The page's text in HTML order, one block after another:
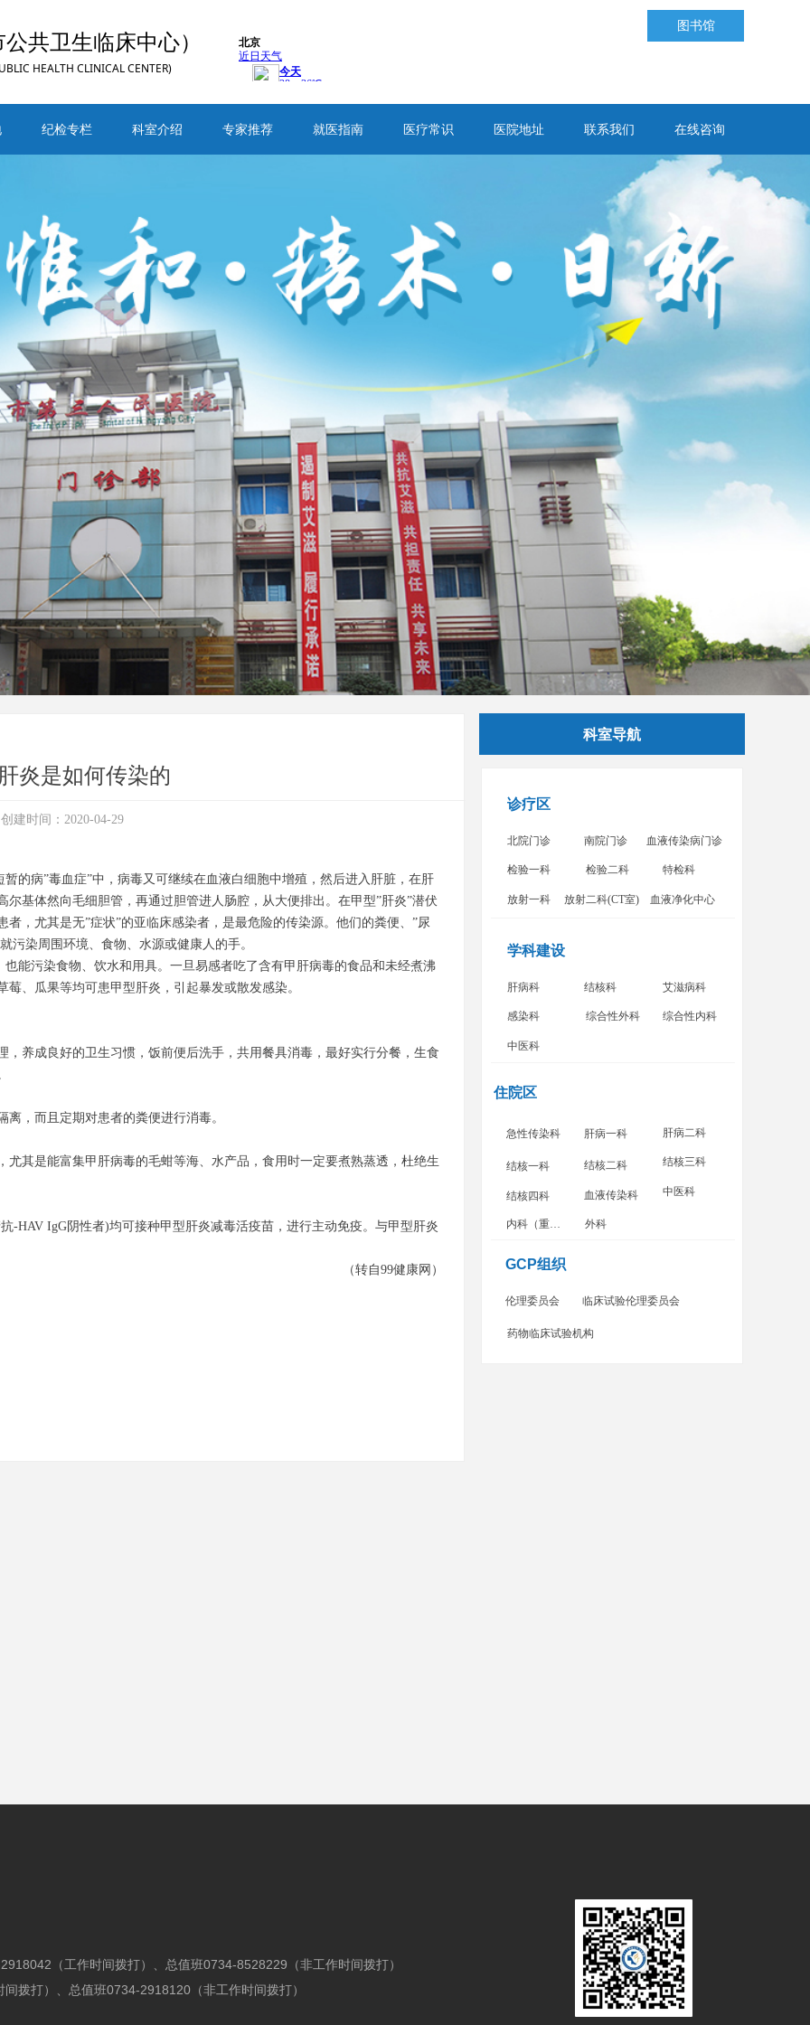
图书馆
纪检专栏 科室介绍 专家推荐 就医指南 医疗常识 医院地址 联系我们 在线咨询
共卫生临床中心）
HEALTH CLINICAL CENTER)
炎是如何传染的
创建时间： 2020-04-29
病”毒血症”中，病毒又可继续在血液白细胞中增殖，然后进入肝脏，在肝
基体然向毛细胆管，再通过胆管进人肠腔，从大便排出。在甲型”肝炎”潜伏
，尤其是无”症状”的亚临床感染者，是最危险的传染源。他们的粪便、”尿
污染周围环境、食物、水源或健康人的手。
污染食物、饮水和用具。一旦易感者吃了含有甲肝病毒的食品和未经煮沸
、瓜果等均可患甲型肝炎，引起暴发或散发感染。
成良好的卫生习惯，饭前便后洗手，共用餐具消毒，最好实行分餐，生食
，而且定期对患者的粪便进行消毒。
是能富集甲肝病毒的毛蚶等海、水产品，食用时一定要煮熟蒸透，杜绝生
IgG阴性者)均可接种甲型肝炎减毒活疫苗，进行主动免疫。与甲型肝炎
（转自99健康网）
科室导航
北院门诊
诊疗区
南院门诊 血液传染病门诊
检验一科 检验二科 特检科
放射一科 放射二科(CT室) 血液净化中心
肝病科
学科建设
结核科 艾滋病科
感染科 综合性外科 综合性内科
中医科
住院区
肝病一科 肝病二科
结核一科 结核二科 结核三科
结核四科 血液传染科 中医科
内科（重症监护病房） 外科
伦理委员会
GCP组织
临床试验伦理委员会
药物临床试验机构
急性传染科
（工作时间拨打）、 总值班0734-8528229（非工作时间拨打）
拨打）、总值班0734-2918120（非工作时间拨打）